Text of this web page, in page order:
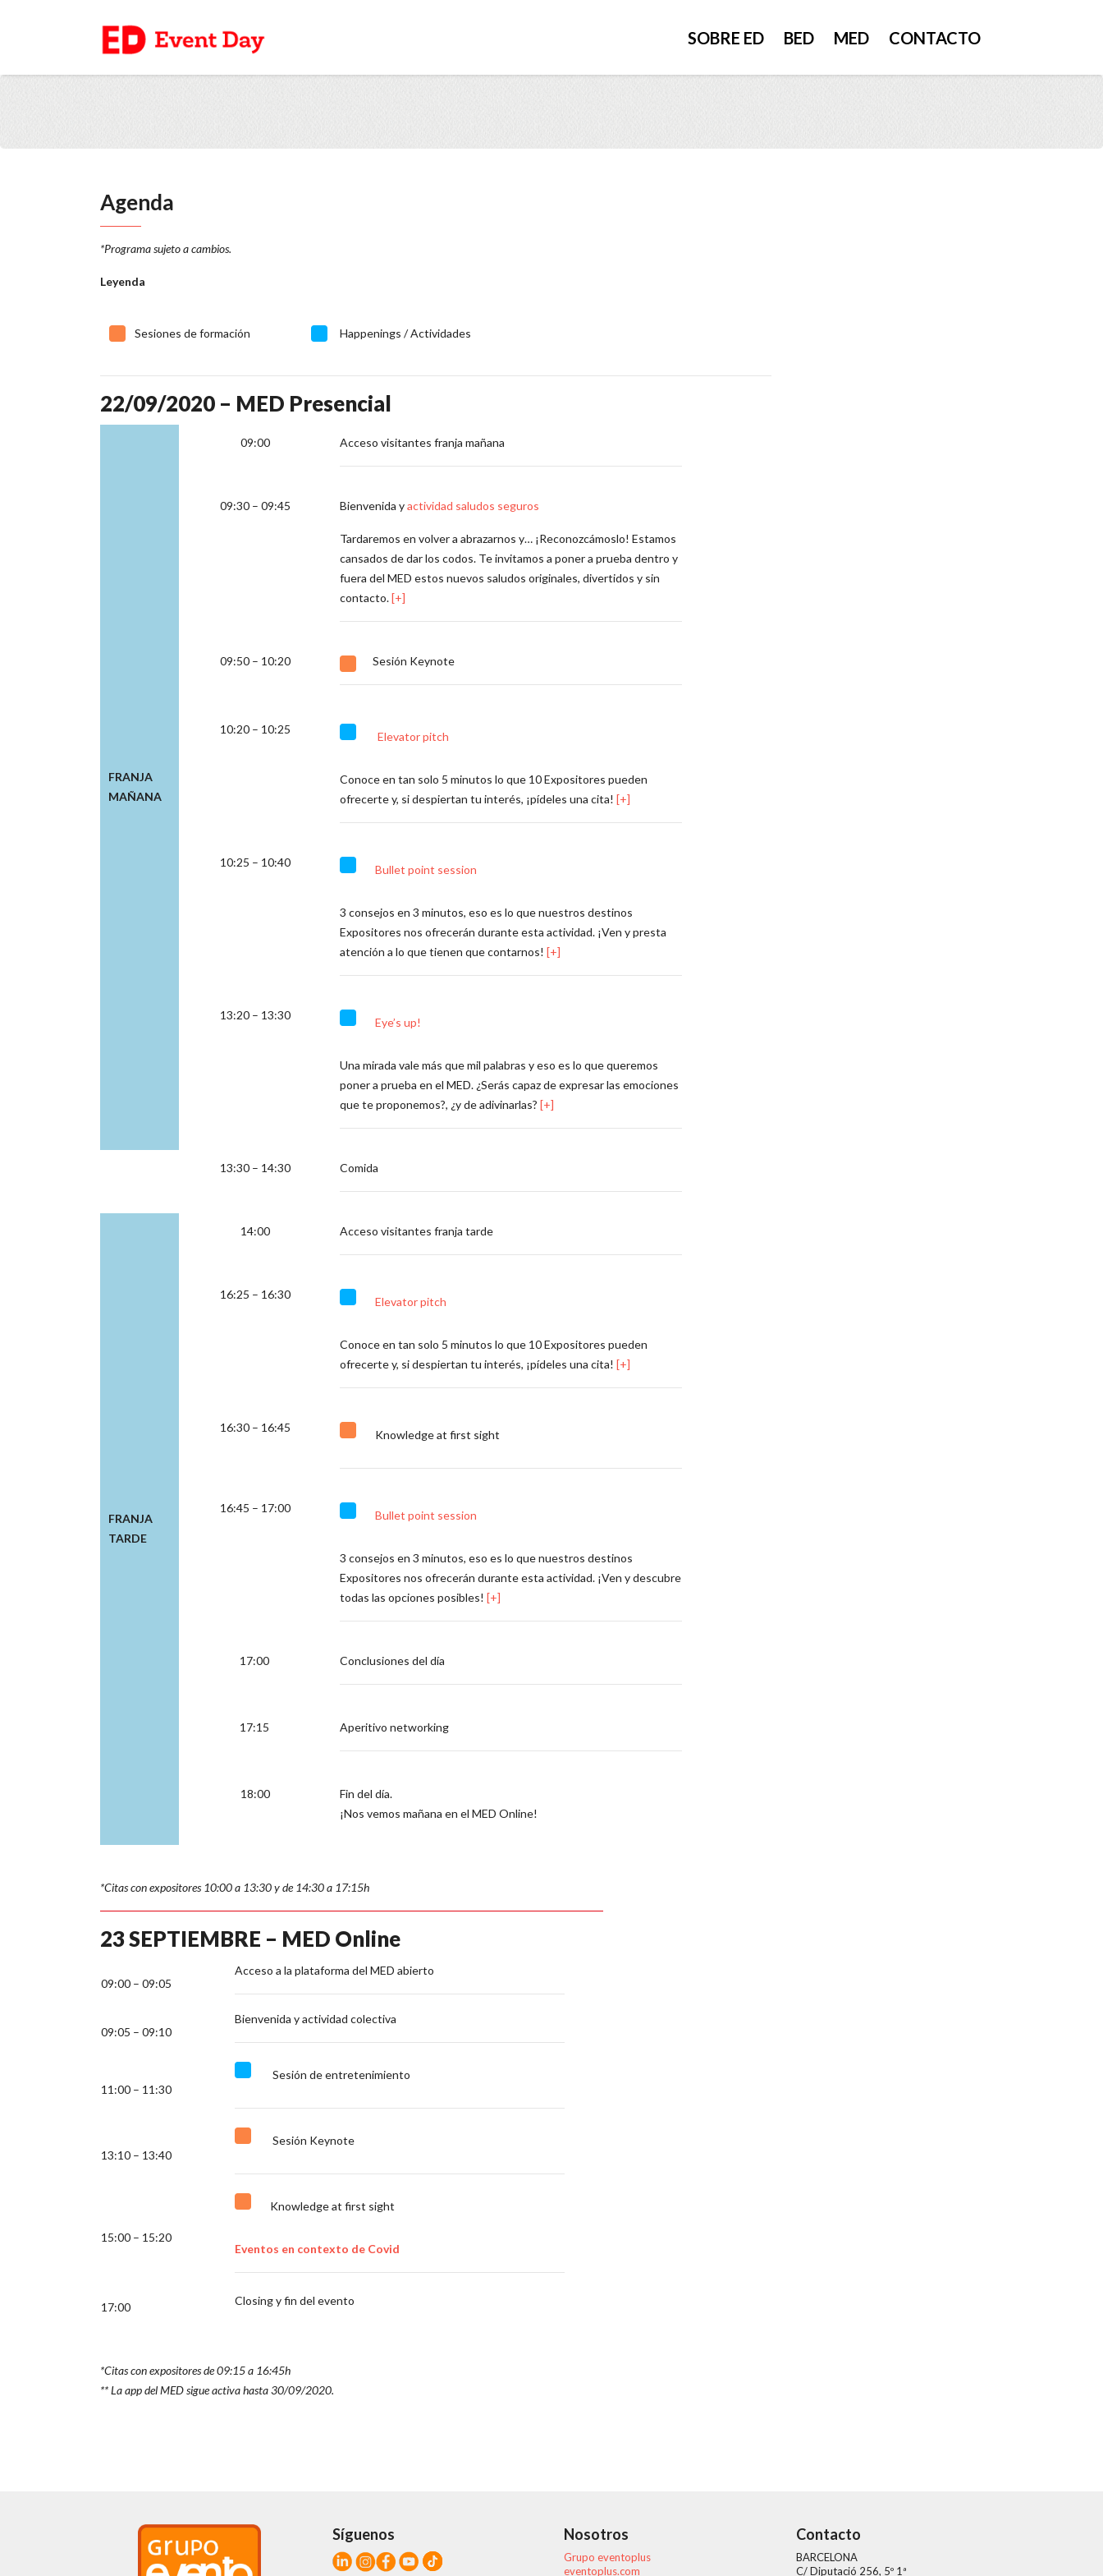
SOBRE ED BED MED CONTACTO
Agenda
*Programa sujeto a cambios.
Leyenda
Sesiones de formación Happenings / Actividades
22/09/2020 – MED Presencial
FRANJA
MAÑANA
09:00 Acceso visitantes franja mañana
09:30 – 09:45 Bienvenida yactividad saludos seguros
Tardaremos en volver a abrazarnos y… ¡Reconozcámoslo! Estamos
cansados de dar los codos. Te invitamos a poner a prueba dentro y
fuera del MED estos nuevos saludos originales, divertidos y sin
contacto.[+]
09:50 – 10:20 Sesión Keynote
10:20 – 10:25
Elevator pitch
Conoce en tan solo 5 minutos lo que 10 Expositores pueden
ofrecerte y, si despiertan tu interés, ¡pídeles una cita! [+]
10:25 – 10:40
Bullet point session
3 consejos en 3 minutos, eso es lo que nuestros destinos
Expositores nos ofrecerán durante esta actividad. ¡Ven y presta
atención a lo que tienen que contarnos! [+]
13:20 – 13:30
Eye’s up!
Una mirada vale más que mil palabras y eso es lo que queremos
poner a prueba en el MED. ¿Serás capaz de expresar las emociones
que te proponemos?, ¿y de adivinarlas? [+]
13:30 – 14:30 Comida
FRANJA
TARDE
14:00 Acceso visitantes franja tarde
16:25 – 16:30
Elevator pitch
Conoce en tan solo 5 minutos lo que 10 Expositores pueden
ofrecerte y, si despiertan tu interés, ¡pídeles una cita! [+]
16:30 – 16:45
Knowledge at first sight
16:45 – 17:00
Bullet point session
3 consejos en 3 minutos, eso es lo que nuestros destinos
Expositores nos ofrecerán durante esta actividad. ¡Ven y descubre
todas las opciones posibles! [+]
17:00 Conclusiones del día
17:15 Aperitivo networking
18:00
Fin del día.
¡Nos vemos mañana en el MED Online!
*Citas con expositores 10:00 a 13:30 y de 14:30 a 17:15h
23 SEPTIEMBRE – MED Online
09:00 – 09:05
Acceso a la plataforma del MED abierto
09:05 – 09:10
Bienvenida y actividad colectiva
11:00 – 11:30
Sesión de entretenimiento
13:10 – 13:40
Sesión Keynote
15:00 – 15:20
Knowledge at first sight
Eventos en contexto de Covid
17:00 Closing y fin del evento
*Citas con expositores de 09:15 a 16:45h
** La app del MED sigue activa hasta 30/09/2020.
Síguenos Nosotros
Grupo eventoplus
eventoplus.com
Contacto
BARCELONA
C/ Diputació 256, 5º 1ª